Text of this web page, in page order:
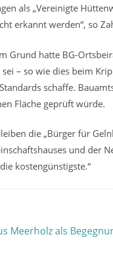
als „Vereinigte
erkannt werden“, so
Grund hatte BG-
– so wie dies beim
schaffe.
Fläche geprüft würde.
die „Bürger für
und der
kostengünstigste.“
Meerholz als